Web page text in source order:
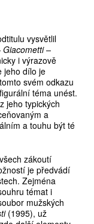
vysvětlil
Giacometti –
i výrazově
jeho dílo je
svém odkazu
téma unést.
jeho typických
a
a touhu být té
zákoutí
je předvádí
Zejména
témat i
mužských
(1995), už